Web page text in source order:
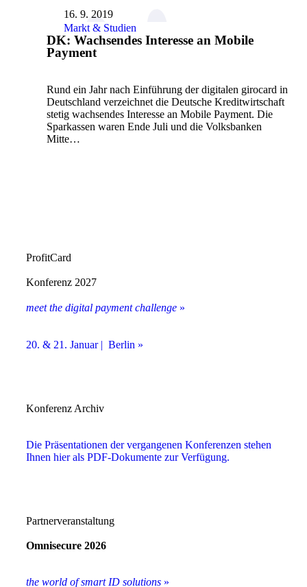
16. 9. 2019
Markt & Studien
DK: Wachsendes Interesse an Mobile
Payment
Rund ein Jahr nach Einführung der digitalen girocard in
Deutschland verzeichnet die Deutsche Kreditwirtschaft
stetig wachsendes Interesse an Mobile Payment. Die
Sparkassen waren Ende Juli und die Volksbanken
Mitte…
ProfitCard
Konferenz 2027
meet the digital payment challenge »
20. & 21. Januar | Berlin »
Konferenz Archiv
Die Präsentationen der vergangenen Konferenzen stehen
Ihnen hier als PDF-Dokumente zur Verfügung.
Partnerveranstaltung
Omnisecure 2026
the world of smart ID solutions »